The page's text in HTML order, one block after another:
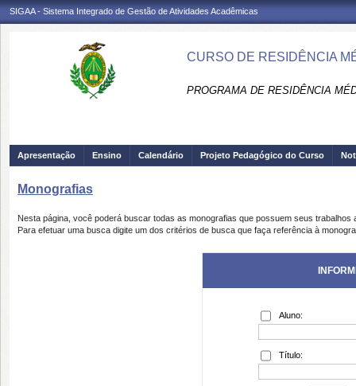
SIGAA - Sistema Integrado de Gestão de Atividades Acadêmicas
CURSO DE RESIDÊNCIA
PROGRAMA DE RESIDÊNCIA
Apresentação Ensino Calendário Projeto Pedagógico do Curso
Monografias
Nesta página, você poderá buscar todas as monografias que possuem seus trabalhos
Para efetuar uma busca digite um dos critérios de busca que faça referência à
Aluno:
Título: